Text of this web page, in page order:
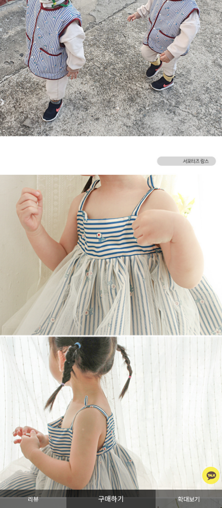
리뷰 구매하기 확대보기